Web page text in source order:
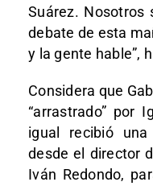
Suárez. Nosotros
debate de esta
y la gente hable”,
Considera que
“arrastrado” por
igual recibió
desde el director
Iván Redondo,